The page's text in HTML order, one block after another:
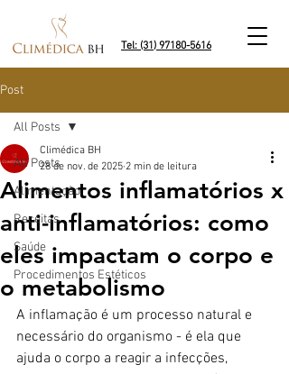
Tel: (31) 97180-5616
Post
All Posts
Alimentação
Receitas
Saúde
Procedimentos Estéticos
All Posts
Alimentos inflamatórios x
anti-inflamatórios: como
eles impactam o corpo e
o metabolismo
Climédica BH
28 de nov. de 2025 2 min de leitura
A inflamação é um processo natural e
necessário do organismo - é ela que
ajuda o corpo a reagir a infecções,